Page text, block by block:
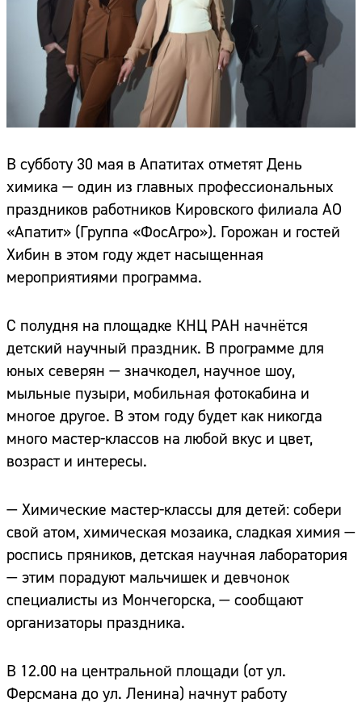
В субботу 30 мая в Апатитах отметят День
химика — один из главных профессиональных
праздников работников Кировского филиала АО
«Апатит» (Группа «ФосАгро»). Горожан и гостей
Хибин в этом году ждет насыщенная
мероприятиями программа.
С полудня на площадке КНЦ РАН начнётся
детский научный праздник. В программе для
юных северян — значкодел, научное шоу,
мыльные пузыри, мобильная фотокабина и
многое другое. В этом году будет как никогда
много мастер-классов на любой вкус и цвет,
возраст и интересы.
— Химические мастер-классы для детей: собери
свой атом, химическая мозаика, сладкая химия —
роспись пряников, детская научная лаборатория
— этим порадуют мальчишек и девчонок
специалисты из Мончегорска, — сообщают
организаторы праздника.
В 12.00 на центральной площади (от ул.
Ферсмана до ул. Ленина) начнут работу